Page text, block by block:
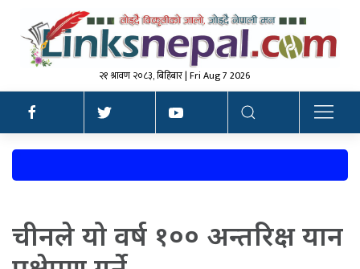
२१ श्रावण २०८३, बिहिबार | Fri Aug 7 2026
चीनले यो वर्ष १०० अन्तरिक्ष यान